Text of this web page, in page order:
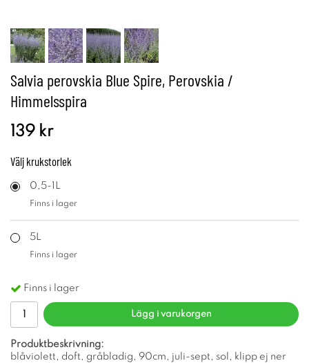
Salvia perovskia Blue Spire, Perovskia /
Himmelsspira
139 kr
Välj krukstorlek
0,5-1L
Finns i lager
5L
Finns i lager
Finns i lager
Lägg i varukorgen
Produktbeskrivning:
blåviolett, doft, gråbladig, 90cm, juli-sept, sol, klipp ej ner